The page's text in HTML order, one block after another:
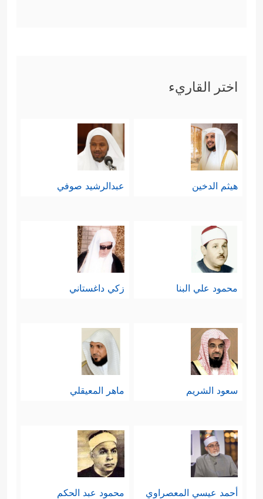
اختر القاريء
هيثم الدخين عبدالرشيد صوفي
محمود علي البنا زكي داغستاني
سعود الشريم ماهر المعيقلي
أحمد عيسي المعصراوي محمود عبد الحكم